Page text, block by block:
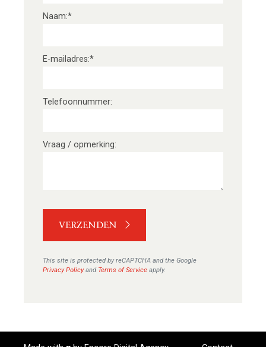
Over ons
Sint Lambertus Parochie
Contact
Naam
E-mailadres
Telefoonnummer
Vraag / opmerking
VERZENDEN
This site is protected by reCAPTCHA and the Google
Privacy Policyand Terms of Service apply.